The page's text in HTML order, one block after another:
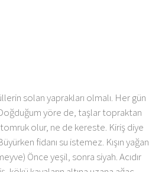
solan yaprakları olmalı. Her gün
yöre de, taşlar topraktan
tomruk olur, ne de kereste. Kiriş diye
fidanı su istemez. Kışın yağan
Önce yeşil, sonra siyah. Acıdır